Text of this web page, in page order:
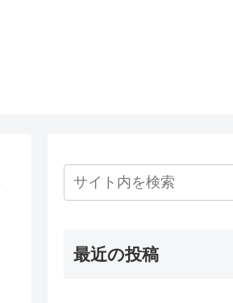
最近の投稿